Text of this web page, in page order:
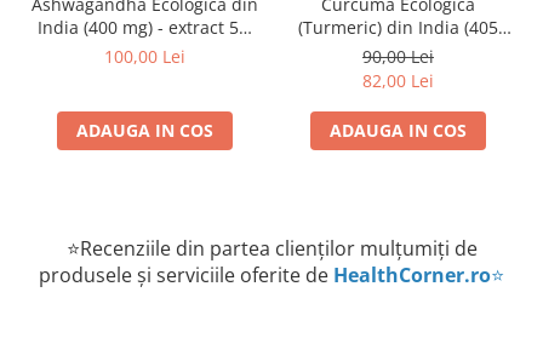
India (400 mg) - extract 5%
Republica BIO, 60 capsule
100,00 Lei
ADAUGA IN COS
(Turmeric) din India (405
mg) Republica BIO, 60
capsule
90,00 Lei
82,00 Lei
ADAUGA IN COS
⭐Recenziile din partea clienților mulțumiți de
produsele și serviciile oferite de HealthCorner.ro⭐